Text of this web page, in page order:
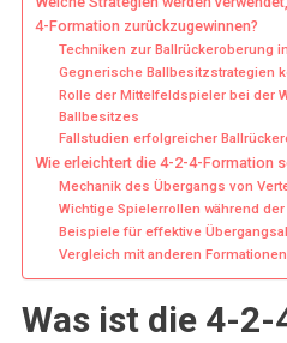
4-Formation zurückzugewinnen?
Techniken zur Ballrückeroberung
Gegnerische Ballbesitzstrategien
Rolle der Mittelfeldspieler bei der
Ballbesitzes
Fallstudien erfolgreicher
Wie erleichtert die 4-2-4-Formation
Mechanik des Übergangs von
Wichtige Spielerrollen während
Beispiele für effektive
Vergleich mit anderen
Was ist die 4-